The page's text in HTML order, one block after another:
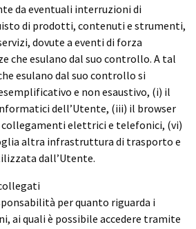
da eventuali interruzioni di
di prodotti, contenuti e strumenti,
dovute a eventi di forza
che esulano dal suo controllo. A tal
esulano dal suo controllo si
e non esaustivo, (i) il
dell’Utente, (iii) il browser
collegamenti elettrici e telefonici, (vi)
altra infrastruttura di trasporto e
dall’Utente.
per quanto riguarda i
ai quali è possibile accedere tramite